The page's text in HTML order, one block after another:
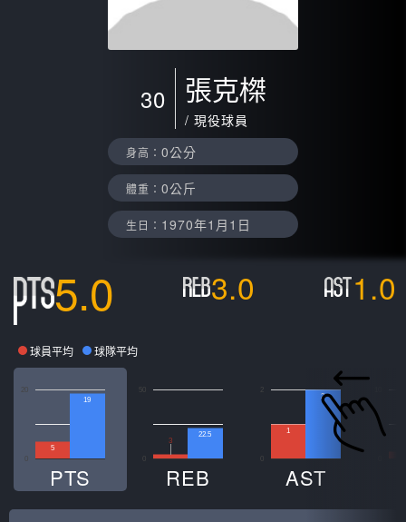
30 張克榤
/ 現役球員
身高： 0公分
體重： 0公斤
生日： 1970年1月1日
5.0 3.0 1.0
球員平均 球隊平均
20
5
19
PTS
50
3
22.5
REB
2
1
2
AST